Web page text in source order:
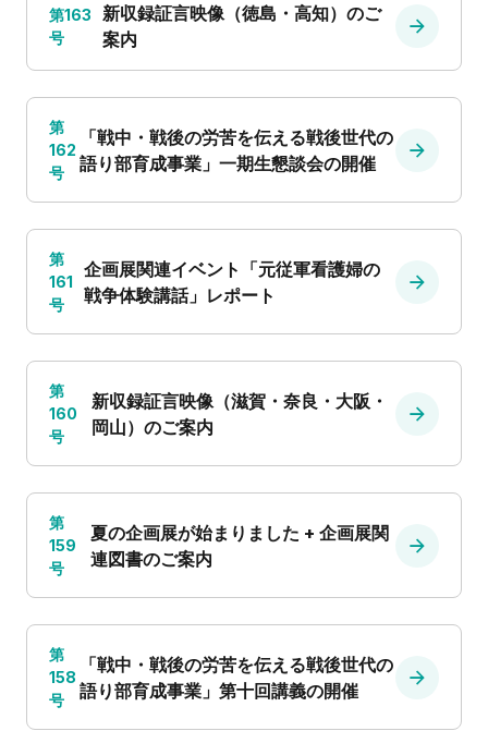
第163
号
新収録証言映像（徳島・高知）のご
案内
第
162
号
「戦中・戦後の労苦を伝える戦後世代の
語り部育成事業」一期生懇談会の開催
第
161
号
企画展関連イベント「元従軍看護婦の
戦争体験講話」レポート
第
160
号
新収録証言映像（滋賀・奈良・大阪・
岡山）のご案内
第
159
号
夏の企画展が始まりました + 企画展関
連図書のご案内
第
158
号
「戦中・戦後の労苦を伝える戦後世代の
語り部育成事業」第十回講義の開催